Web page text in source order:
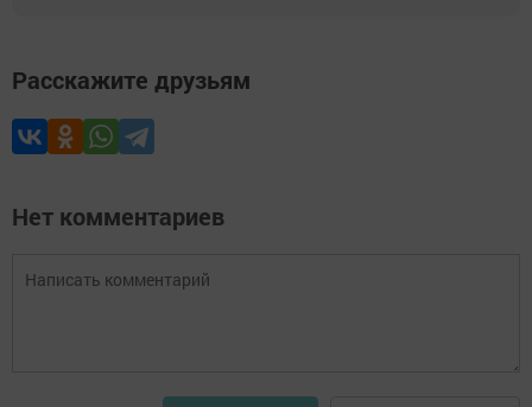
Расскажите друзьям
Нет комментариев